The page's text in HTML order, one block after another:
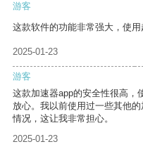
游客
这款软件的功能非常强大，使用
2025-01-23
游客
这款加速器app的安全性很高，
放心。我以前使用过一些其他
情况，这让我非常担心。
2025-01-23